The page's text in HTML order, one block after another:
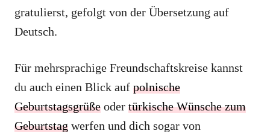
gratulierst, gefolgt von der Übersetzung auf
Deutsch.
Für mehrsprachige Freundschaftskreise kannst
du auch einen Blick auf polnische
Geburtstagsgrüße oder türkische Wünsche zum
Geburtstag werfen und dich sogar von